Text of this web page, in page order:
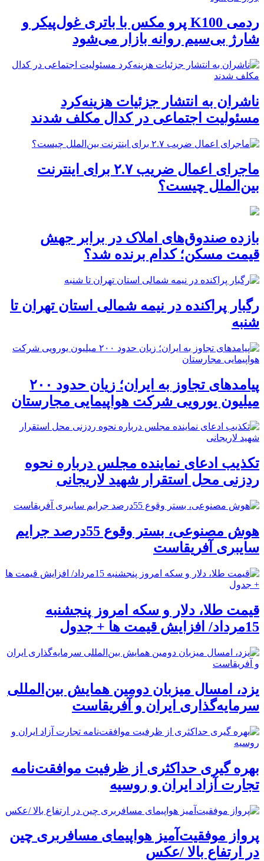
ردمی K100 پرو مکس با باتری غول‌پیکر و
شارژ بی‌سیم روانه بازار می‌شود
ناشران به انتشار جزئیات هزینه‌کرد
مسئولیت اجتماعی در کدال مکلف شدند
ماجرای اعمال ضریب ۲.۷ برای اینترنت
بین‌الملل چیست؟
بازده صندوق‌های املاک در برابر جهش
قیمت مسکن؛ کدام برنده شد؟
رگبار پراکنده در نیمه شمالی استان تهران تا
شنبه
پیامدهای تجاوز به ایران؛ زیان حدود ۲۰۰
میلیون یورویی شرکت هواپیمایی مجارستان
تکذیب ادعای نماینده مجلس درباره نحوه
ردزنی محل استقرار شهید لاریجانی
هوش مصنوعی، بستر وقوع 55درصد جرایم
سایبری آفریقاست
قیمت طلا، دلار و سکه امروز پنجشنبه
15مرداد/ افزایش قیمت ها + جدول
یزد، امسال میزبان دومین همایش بین‌المللی
سرمایه‌گذاری ایران و آفریقاست
بهره گیری حداکثری از ظرفیت موافقت‌نامه
تجارت آزاد ایران و روسیه
پرواز موفقیت‌آمیز هواپیمای مسافربری چین
در ارتفاع بالا /عکس